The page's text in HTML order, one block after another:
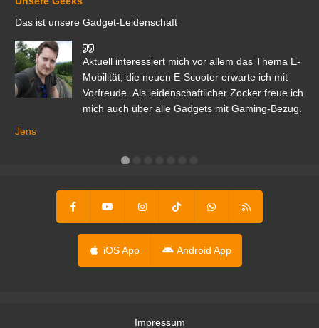
Das ist unsere Gadget-Leidenschaft
Aktuell interessiert mich vor allem das Thema E-
Mobilität; die neuen E-Scooter erwarte ich mit
Vorfreude. Als leidenschaftlicher Zocker freue ich
mich auch über alle Gadgets mit Gaming-Bezug.
Jens
iOS App Android App
Impressum